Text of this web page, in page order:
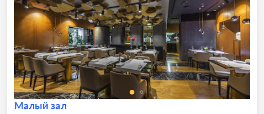
Малый зал